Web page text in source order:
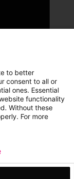
to better
consent to all or
ones. Essential
functionality
Without these
For more